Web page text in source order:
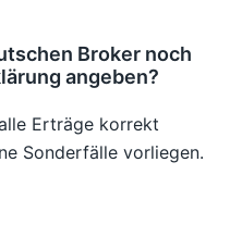
Broker noch
angeben?
Erträge korrekt
Sonderfälle vorliegen.